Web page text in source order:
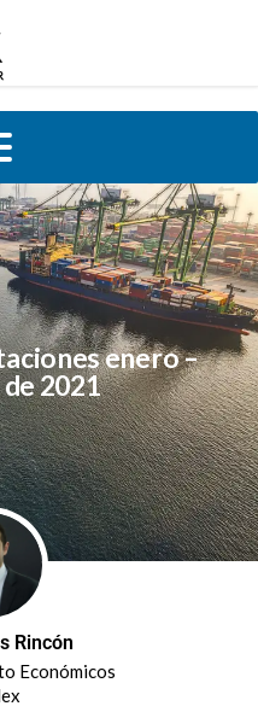
enero –
2021
Rincón
Económicos